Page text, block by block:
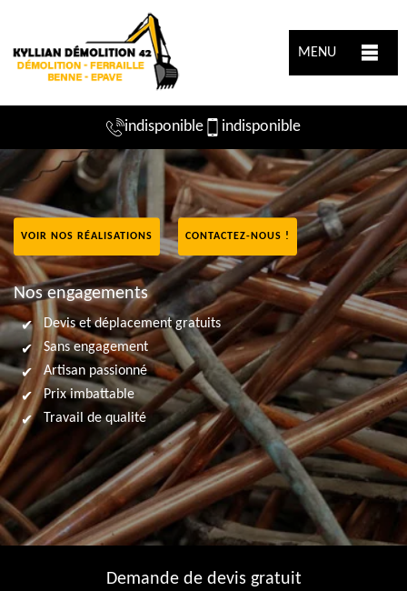
MENU
indisponible indisponible
VOIR NOS RÉALISATIONS CONTACTEZ-NOUS !
Nos engagements
Devis et déplacement gratuits
Sans engagement
Artisan passionné
Prix imbattable
Travail de qualité
Demande de devis gratuit